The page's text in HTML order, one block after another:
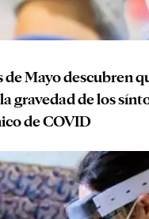
Mayo descubren
gravedad de los
de COVID